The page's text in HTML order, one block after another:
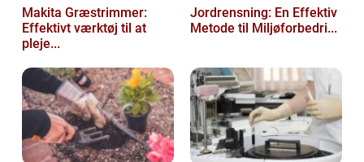
Makita Græstrimmer:
Effektivt værktøj til at
pleje...
Jordrensning: En Effektiv
Metode til Miljøforbedri...